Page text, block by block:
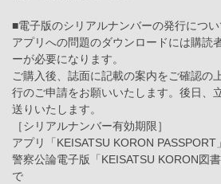
■電子版のシリアルナンバーの発行につい
アプリへの問題のダウンロードには購読
ーが必要になります。
ご購入後、誌面に記載の案内をご確認の
行のご申請をお願いいたします。後日、
送りいたします。
［シリアルナンバー有効期限］
アプリ「KEISATSU KORON
警察公論電子版「KEISATSU KORON図
で